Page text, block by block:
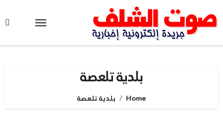
to
content
بلدية تلعصة
Home بلدية تلعصة